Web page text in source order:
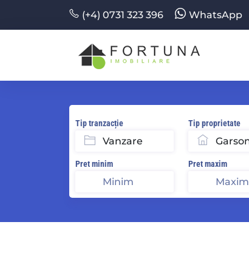
(+4) 0731 323 396 WhatsApp
Tip tranzacție Tip proprietate
Pret minim Pret maxim